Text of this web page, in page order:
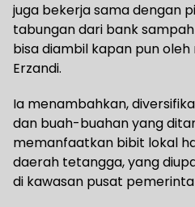
juga bekerja sama dengan
tabungan dari bank
bisa diambil kapan pun oleh
Erzandi.
Ia menambahkan,
dan buah-buahan yang
memanfaatkan bibit lokal
daerah tetangga, yang
di kawasan pusat